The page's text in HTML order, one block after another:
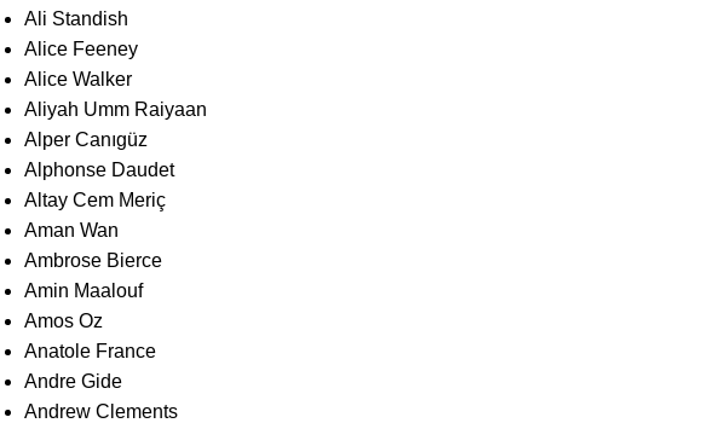
Ali Standish
Alice Feeney
Alice Walker
Aliyah Umm Raiyaan
Alper Canıgüz
Alphonse Daudet
Altay Cem Meriç
Aman Wan
Ambrose Bierce
Amin Maalouf
Amos Oz
Anatole France
Andre Gide
Andrew Clements